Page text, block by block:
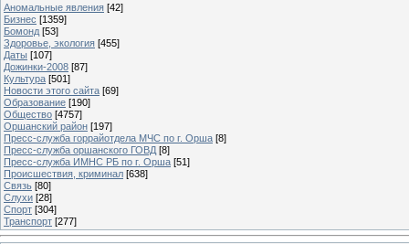
Аномальные явления [42]
Бизнес [1359]
Бомонд [53]
Здоровье, экология [455]
Даты [107]
Дожинки-2008 [87]
Культура [501]
Новости этого сайта [69]
Образование [190]
Общество [4757]
Оршанский район [197]
Пресс-служба горрайотдела МЧС по г. Орша [8]
Пресс-служба оршанского ГОВД [8]
Пресс-служба ИМНС РБ по г. Орша [51]
Проиcшествия, криминал [638]
Связь [80]
Слухи [28]
Спорт [304]
Транспорт [277]